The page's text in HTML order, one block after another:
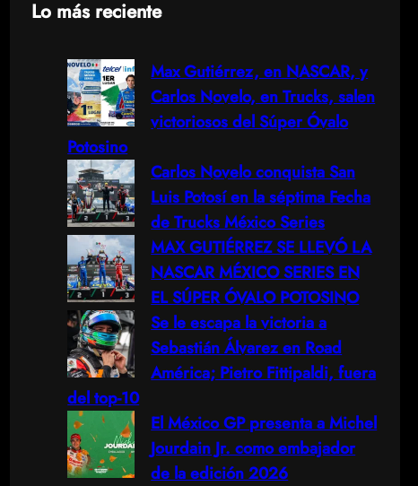
Lo más reciente
Max Gutiérrez, en NASCAR, y
Carlos Novelo, en Trucks, salen
victoriosos del Súper Óvalo
Potosino
Carlos Novelo conquista San
Luis Potosí en la séptima Fecha
de Trucks México Series
MAX GUTIÉRREZ SE LLEVÓ LA
NASCAR MÉXICO SERIES EN
EL SÚPER ÓVALO POTOSINO
Se le escapa la victoria a
Sebastián Álvarez en Road
América; Pietro Fittipaldi, fuera
del top-10
El México GP presenta a Michel
Jourdain Jr. como embajador
de la edición 2026